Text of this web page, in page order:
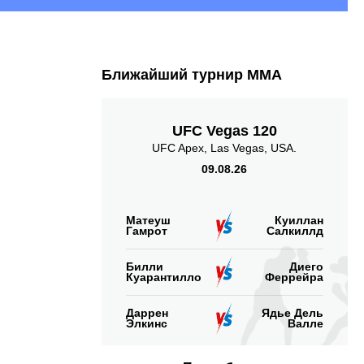
Ближайший турнир ММА
UFC Vegas 120
UFC Apex, Las Vegas, USA.
09.08.26
Матеуш
Гамрот
Куиллан
Салкиллд
Билли
Куарантилло
Диего
Феррейра
Даррен
Элкинс
Ядье Дель
Валле